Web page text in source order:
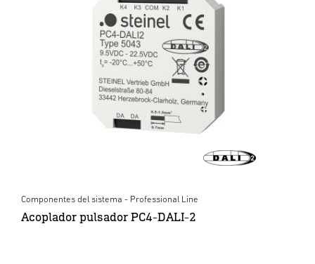
Componentes del sistema - Professional Line
Acoplador pulsador PC4-DALI-2